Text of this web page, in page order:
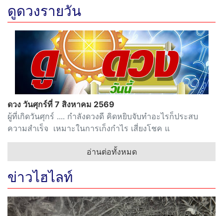
ดูดวงรายวัน
ดวง วันศุกร์ที่ 7 สิงหาคม 2569
ผู้ที่เกิดวันศุกร์ .... กำลังดวงดี คิดหยิบจับทำอะไรก็ประสบ
ความสำเร็จ เหมาะในการเก็งกำไร เสี่ยงโชค แ
อ่านต่อทั้งหมด
ข่าวไฮไลท์